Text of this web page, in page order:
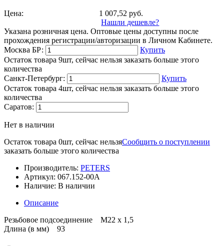
Цена: 1 007,52руб.
Нашли дешевле?
Указана розничная цена. Оптовые цены доступны после
прохождения регистрации/авторизации в Личном Кабинете.
Москва БР:
Купить
Остаток товара 9шт, сейчас нельзя заказать больше этого
количества
Санкт-Петербург:
Купить
Остаток товара 4шт, сейчас нельзя заказать больше этого
количества
Саратов:
Нет в наличии
Сообщить о поступлении
Остаток товара 0шт, сейчас нельзя
заказать больше этого количества
Производитель: PETERS
Артикул: 067.152-00A
Наличие: В наличии
Описание
Резьбовое подсоединение M22 x 1,5
Длина (в мм) 93